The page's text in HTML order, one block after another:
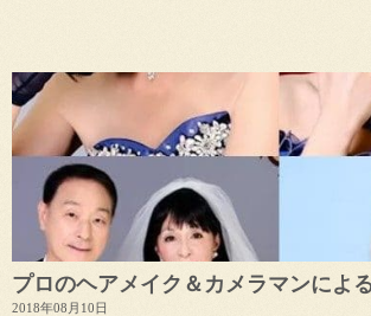
プロのヘアメイク＆カメラマンによ
2018年08月10日